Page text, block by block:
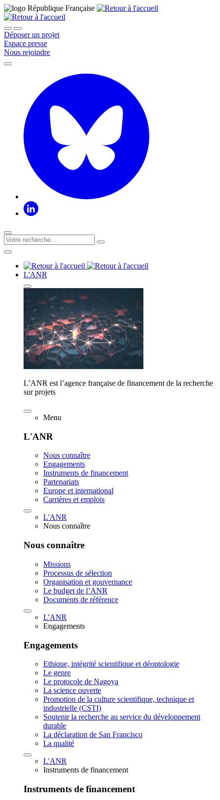
Déposer un projet
Espace presse
Nous rejoindre
L'ANR
L’ANR est l’agence française de financement de la recherche
sur projets
Menu
L'ANR
Nous connaître
Engagements
Instruments de financement
Partenariats
Europe et international
Carrières et emplois
L'ANR
Nous connaître
Nous connaître
Missions
Processus de sélection
Organisation et gouvernance
Le budget de l’ANR
Documents de référence
L'ANR
Engagements
Engagements
Ethique, intégrité scientifique et déontologie
Le genre
Le protocole de Nagoya
La science ouverte
Promotion de la culture scientifique, technique et
industrielle (CSTI)
Soutenir la recherche au service du développement
durable
La déclaration de San Francisco
La qualité
L'ANR
Instruments de financement
Instruments de financement